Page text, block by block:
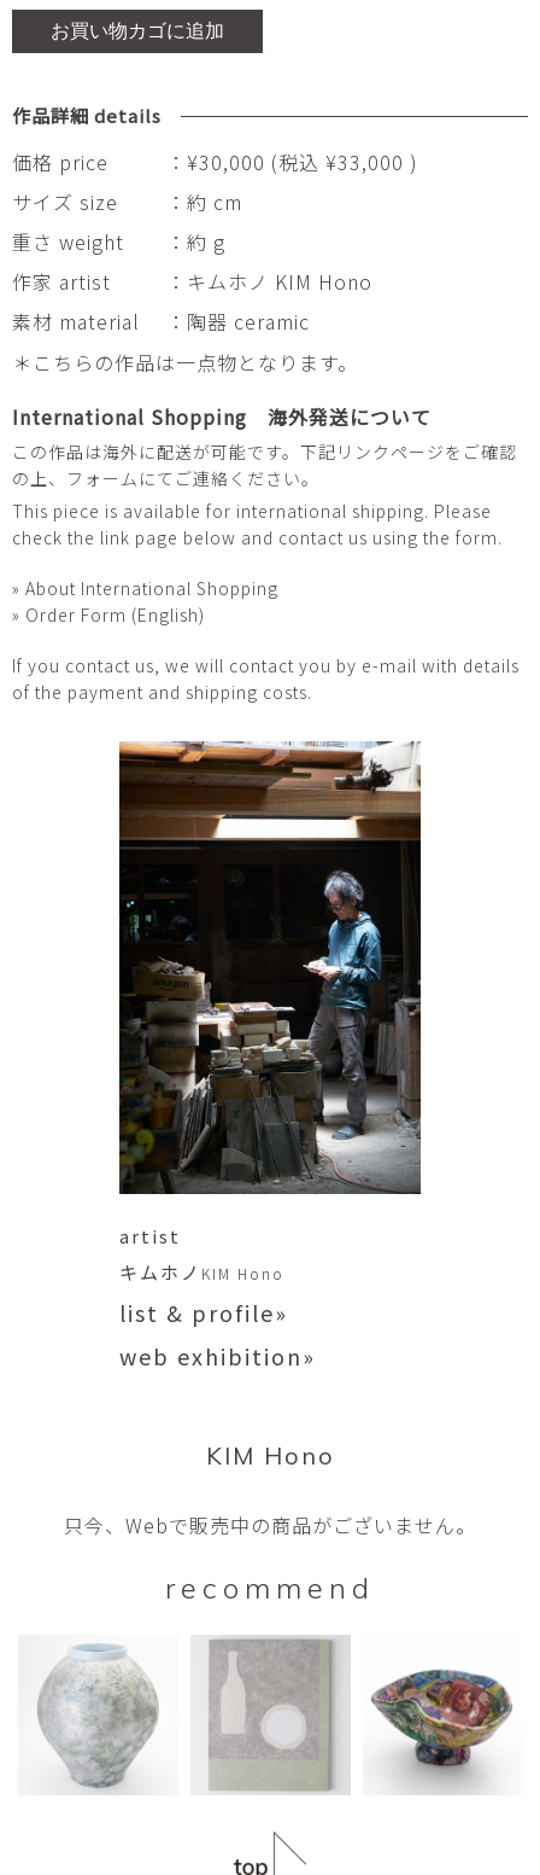
お買い物カゴに追加
作品詳細 details
価格 price
：¥30,000 (税込 ¥33,000 )
サイズ size
：約 cm
重さ weight
：約 g
作家 artist
：キムホノ KIM Hono
素材 material
：陶器 ceramic
＊こちらの作品は一点物となります。
International Shopping 海外発送について
この作品は海外に配送が可能です。下記リンクページをご確認
の上、フォームにてご連絡ください。
This piece is available for international shipping. Please
check the link page below and contact us using the form.
» About International Shopping
» Order Form (English)
If you contact us, we will contact you by e-mail with details
of the payment and shipping costs.
artist
キムホノ KIM Hono
list & profile»
web exhibition»
KIM Hono
只今、Webで販売中の商品がございません。
recommend